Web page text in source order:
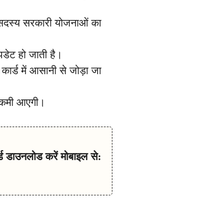
सरकारी योजनाओं का
हो जाती है।
में आसानी से जोड़ा जा
आएगी।
करें मोबाइल से: